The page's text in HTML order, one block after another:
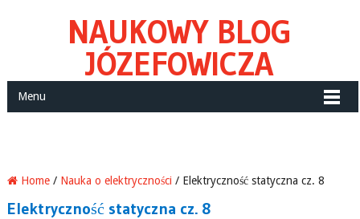
NAUKOWY BLOG
JÓZEFOWICZA
Menu
Home/ Nauka o elektryczności / Elektryczność statyczna cz. 8
Elektryczność statyczna cz. 8